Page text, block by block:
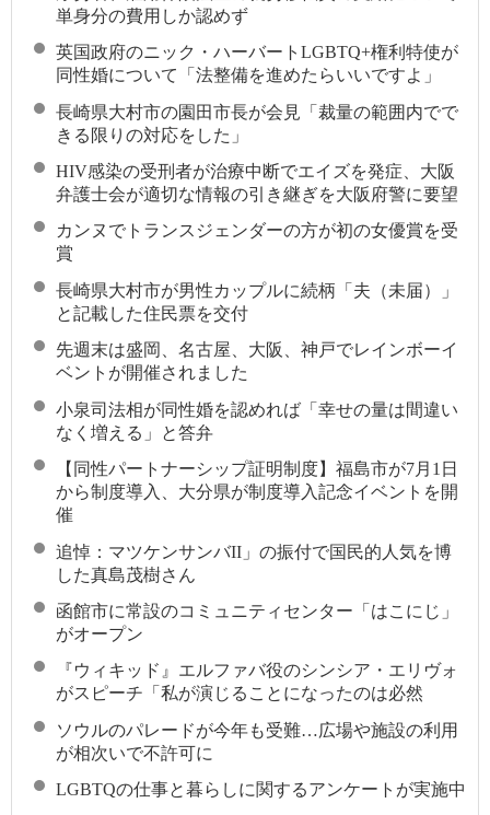
単身分の費用しか認めず
英国政府のニック・ハーバートLGBTQ+権利特使が
同性婚について「法整備を進めたらいいですよ」
長崎県大村市の園田市長が会見「裁量の範囲内でで
きる限りの対応をした」
HIV感染の受刑者が治療中断でエイズを発症、大阪
弁護士会が適切な情報の引き継ぎを大阪府警に要望
カンヌでトランスジェンダーの方が初の女優賞を受
賞
長崎県大村市が男性カップルに続柄「夫（未届）」
と記載した住民票を交付
先週末は盛岡、名古屋、大阪、神戸でレインボーイ
ベントが開催されました
小泉司法相が同性婚を認めれば「幸せの量は間違い
なく増える」と答弁
【同性パートナーシップ証明制度】福島市が7月1日
から制度導入、大分県が制度導入記念イベントを開
催
追悼：マツケンサンバII」の振付で国民的人気を博
した真島茂樹さん
函館市に常設のコミュニティセンター「はこにじ」
がオープン
『ウィキッド』エルファバ役のシンシア・エリヴォ
がスピーチ「私が演じることになったのは必然
ソウルのパレードが今年も受難…広場や施設の利用
が相次いで不許可に
LGBTQの仕事と暮らしに関するアンケートが実施中